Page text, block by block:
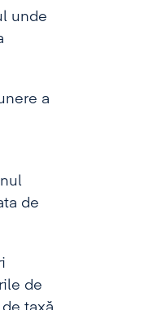
unde
a
de
de